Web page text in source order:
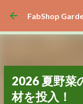
スキップし
FabShop
2026 夏野菜
材を投入！